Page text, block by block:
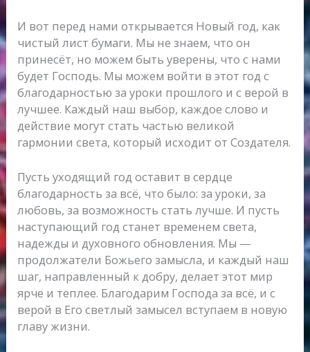
И вот перед нами открывается Новый год, как
чистый лист бумаги. Мы не знаем, что он
принесёт, но можем быть уверены, что с нами
будет Господь. Мы можем войти в этот год с
благодарностью за уроки прошлого и с верой в
лучшее. Каждый наш выбор, каждое слово и
действие могут стать частью великой
гармонии света, который исходит от Создателя.
Пусть уходящий год оставит в сердце
благодарность за всё, что было: за уроки, за
любовь, за возможность стать лучше. И пусть
наступающий год станет временем света,
надежды и духовного обновления. Мы —
продолжатели Божьего замысла, и каждый наш
шаг, направленный к добру, делает этот мир
ярче и теплее. Благодарим Господа за всё, и с
верой в Его светлый замысел вступаем в новую
главу жизни.